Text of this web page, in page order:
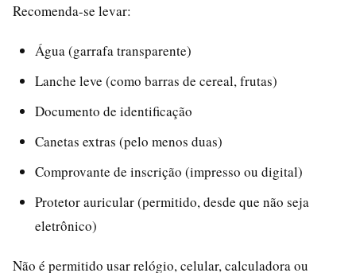
Recomenda-se levar:
Água (garrafa transparente)
Lanche leve (como barras de cereal, frutas)
Documento de identificação
Canetas extras (pelo menos duas)
Comprovante de inscrição (impresso ou digital)
Protetor auricular (permitido, desde que não seja
eletrônico)
Não é permitido usar relógio, celular, calculadora ou